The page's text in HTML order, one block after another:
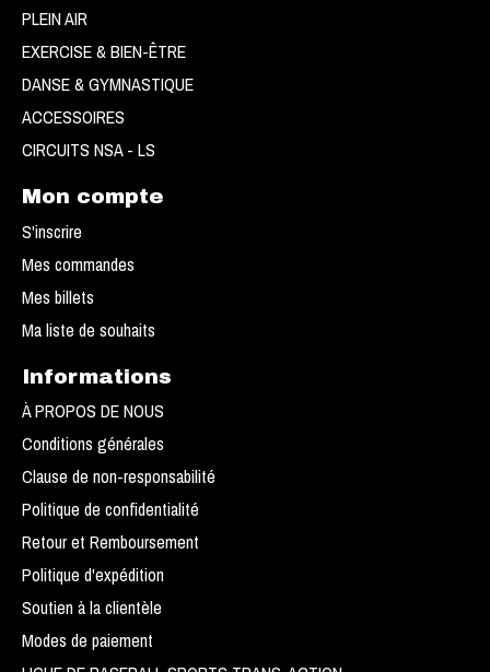
PLEIN AIR
EXERCISE & BIEN-ÊTRE
DANSE & GYMNASTIQUE
ACCESSOIRES
CIRCUITS NSA - LS
Mon compte
S'inscrire
Mes commandes
Mes billets
Ma liste de souhaits
Informations
À PROPOS DE NOUS
Conditions générales
Clause de non-responsabilité
Politique de confidentialité
Retour et Remboursement
Politique d'expédition
Soutien à la clientèle
Modes de paiement